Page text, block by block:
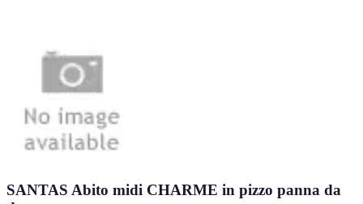
SANTAS Abito midi CHARME in pizzo panna da